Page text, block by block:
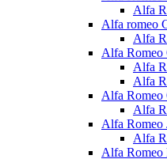
Alfa
Alfa romeo
Alfa
Alfa Romeo
Alfa
Alfa
Alfa Romeo
Alfa
Alfa Romeo
Alfa
Alfa Romeo